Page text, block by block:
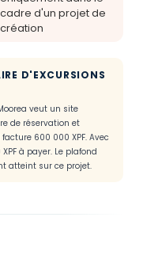
cadre d'un projet de
création
D'EXCURSIONS
veut un site
de réservation et
600 000 XPF. Avec
à payer. Le plafond
atteint sur ce projet.